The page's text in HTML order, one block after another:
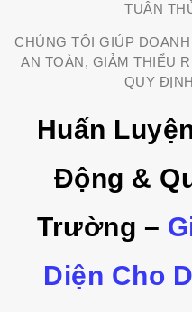
TUÂN
CHÚNG TÔI GIÚP
AN TOÀN, GIẢM THIỂU
QUY
Huấn
Động &
Trường –
Diện Cho